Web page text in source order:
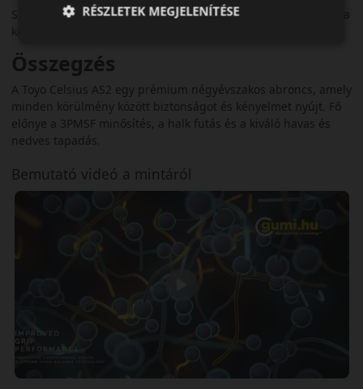
Személyautókhoz ajánlott, ahol fontos a prémium biztonság, a
kényelem és az egész éves használhatóság.
Összegzés
A Toyo Celsius AS2 egy prémium négyévszakos abroncs, amely
minden körülmény között biztonságot és kényelmet nyújt. Fő
előnye a 3PMSF minősítés, a halk futás és a kiváló havas és
nedves tapadás.
Bemutató videó a mintáról
RÉSZLETEK MEGJELENÍTÉSE